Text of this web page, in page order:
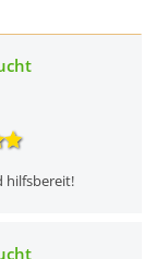
hilfsbereit!